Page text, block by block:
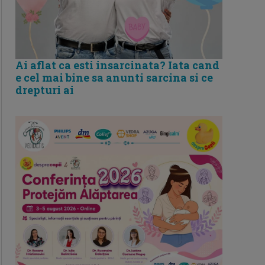
Ai aflat ca esti insarcinata? Iata cand
e cel mai bine sa anunti sarcina si ce
drepturi ai